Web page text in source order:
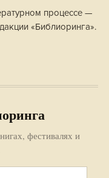
процессе —
«Библиоринга».
фестивалях и